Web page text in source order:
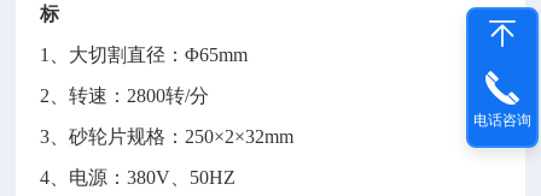
标
1、大切割直径：Φ65mm
2、转速：2800转/分
3、砂轮片规格：250×2×32mm
4、电源：380V、50HZ
电话咨询